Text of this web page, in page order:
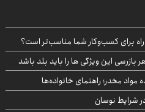
راه برای کسب‌وکار شما مناسب‌تر است؟
این ویژگی ها را باید بلد باشد
شرایط نوسان